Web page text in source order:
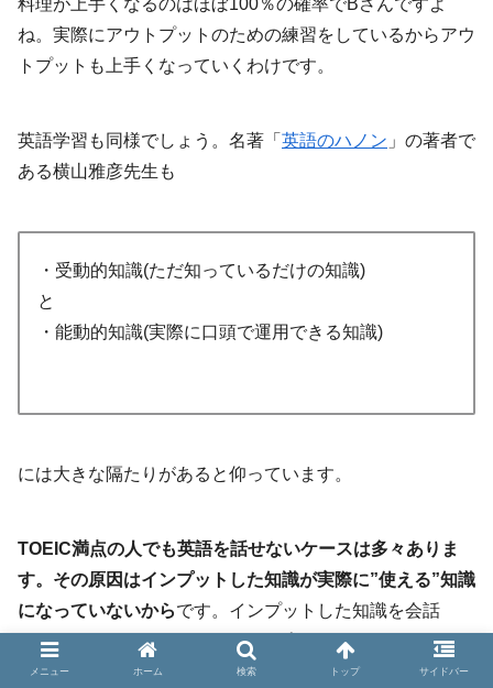
料理が上手くなるのはほぼ100％の確率でBさんですよ
ね。実際にアウトプットのための練習をしているからアウ
トプットも上手くなっていくわけです。
英語学習も同様でしょう。名著「 英語のハノン 」の著者で
ある横山雅彦先生も
・受動的知識(ただ知っているだけの知識)
と
・能動的知識(実際に口頭で運用できる知識)
には大きな隔たりがあると仰っています。
TOEIC満点の人でも英語を話せないケースは多々ありま
す。その原因はインプットした知識が実際に”使える”知識
になっていないからです。インプットした知識を会話
で”使える”ようにするにはアウトプット向けのトレーニン
グが必要になってきます。
メニュー ホーム 検索 トップ サイドバー